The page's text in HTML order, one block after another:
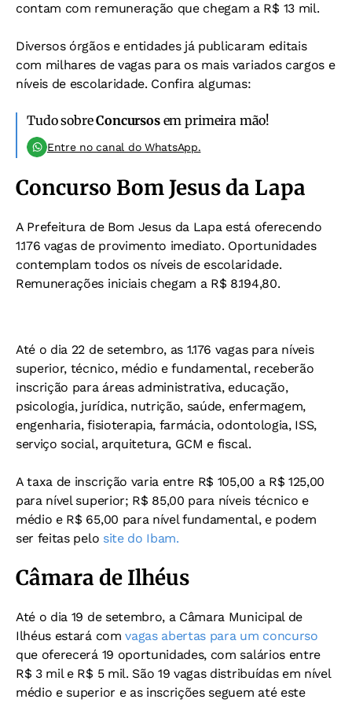
contam com remuneração que chegam a R$ 13 mil.
Diversos órgãos e entidades já publicaram editais
com milhares de vagas para os mais variados cargos e
níveis de escolaridade. Confira algumas:
Tudo sobreConcursosem primeira mão!
Entre no canal do WhatsApp.
Concurso Bom Jesus da Lapa
A Prefeitura de Bom Jesus da Lapa está oferecendo
1.176 vagas de provimento imediato. Oportunidades
contemplam todos os níveis de escolaridade.
Remunerações iniciais chegam a R$ 8.194,80.
Até o dia 22 de setembro, as 1.176 vagas para níveis
superior, técnico, médio e fundamental, receberão
inscrição para áreas administrativa, educação,
psicologia, jurídica, nutrição, saúde, enfermagem,
engenharia, fisioterapia, farmácia, odontologia, ISS,
serviço social, arquitetura, GCM e fiscal.
A taxa de inscrição varia entre R$ 105,00 a R$ 125,00
para nível superior; R$ 85,00 para níveis técnico e
médio e R$ 65,00 para nível fundamental, e podem
ser feitas pelo site do Ibam.
Câmara de Ilhéus
Até o dia 19 de setembro, a Câmara Municipal de
Ilhéus estará comvagas abertas para um concurso
que oferecerá 19 oportunidades, com salários entre
R$ 3 mil e R$ 5 mil. São 19 vagas distribuídas em nível
médio e superior e as inscrições seguem até este